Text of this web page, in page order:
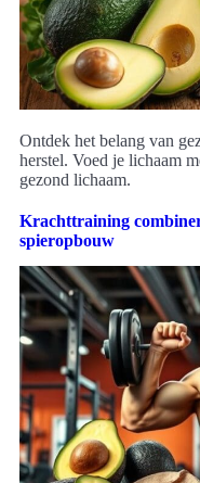
Ontdek het belang van
herstel. Voed je lichaam
gezond lichaam.
Krachttraining
spieropbouw